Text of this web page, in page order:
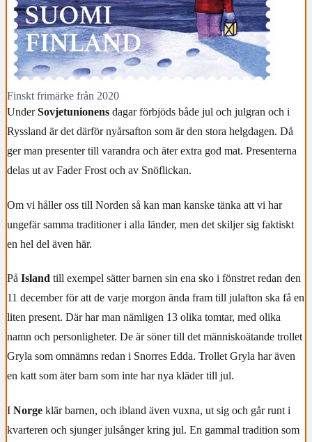
Finskt frimärke från 2020
UnderSovjetunionens dagar förbjöds både jul och julgran och i
Ryssland är det därför nyårsafton som är den stora helgdagen. Då
ger man presenter till varandra och äter extra god mat. Presenterna
delas ut av Fader Frost och av Snöflickan.
Om vi håller oss till Norden så kan man kanske tänka att vi har
ungefär samma traditioner i alla länder, men det skiljer sig faktiskt
en hel del även här.
På Island till exempel sätter barnen sin ena sko i fönstret redan den
11 december för att de varje morgon ända fram till julafton ska få en
liten present. Där har man nämligen 13 olika tomtar, med olika
namn och personligheter. De är söner till det människoätande trollet
Gryla som omnämns redan i Snorres Edda. Trollet Gryla har även
en katt som äter barn som inte har nya kläder till jul.
I Norge klär barnen, och ibland även vuxna, ut sig och går runt i
kvarteren och sjunger julsånger kring jul. En gammal tradition som